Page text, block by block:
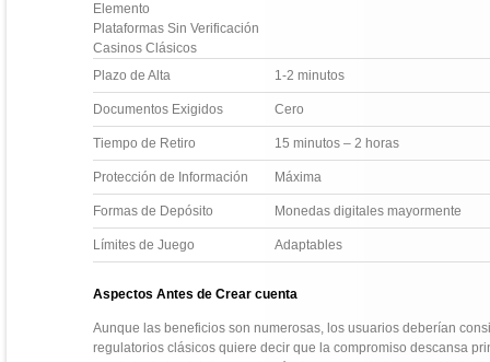
Elemento
Plataformas Sin Verificación
Casinos Clásicos
Plazo de Alta
1-2 minutos
Documentos Exigidos Cero
Tiempo de Retiro 15 minutos – 2 horas
Protección de Información Máxima
Formas de Depósito Monedas digitales mayormente
Límites de Juego Adaptables
Aspectos Antes de Crear cuenta
Aunque las beneficios son numerosas, los usuarios deberían
regulatorios clásicos quiere decir que la compromiso descansa